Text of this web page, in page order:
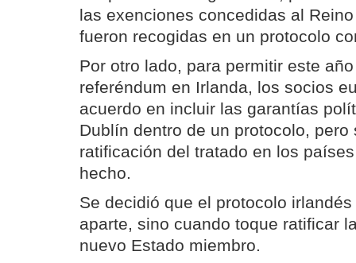
las exenciones concedidas al
fueron recogidas en un protocolo
Por otro lado, para permitir este
referéndum en Irlanda, los socios
acuerdo en incluir las garantías
Dublín dentro de un protocolo, pero
ratificación del tratado en los
hecho.
Se decidió que el protocolo
aparte, sino cuando toque ratificar
nuevo Estado miembro.